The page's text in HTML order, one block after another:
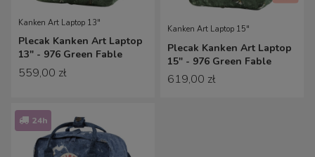
Kanken Art Laptop 13"
Plecak Kanken Art Laptop
13" - 976 Green Fable
559,00 zł
Kanken Art Laptop 15"
Plecak Kanken Art Laptop
15" - 976 Green Fable
619,00 zł
24h